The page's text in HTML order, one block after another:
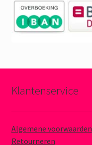
Klantenservice
Algemene voorwaarden
Retourneren